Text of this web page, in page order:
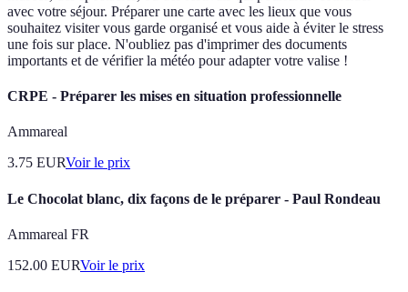
avec votre séjour. Préparer une carte avec les lieux que vous
souhaitez visiter vous garde organisé et vous aide à éviter le stress
une fois sur place. N'oubliez pas d'imprimer des documents
importants et de vérifier la météo pour adapter votre valise !
CRPE - Préparer les mises en situation professionnelle
Ammareal
3.75 EURVoir le prix
Le Chocolat blanc, dix façons de le préparer - Paul Rondeau
Ammareal FR
152.00 EURVoir le prix